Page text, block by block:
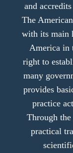
and
The
with its main
America in
right to
many
provides
practice
Through
practical